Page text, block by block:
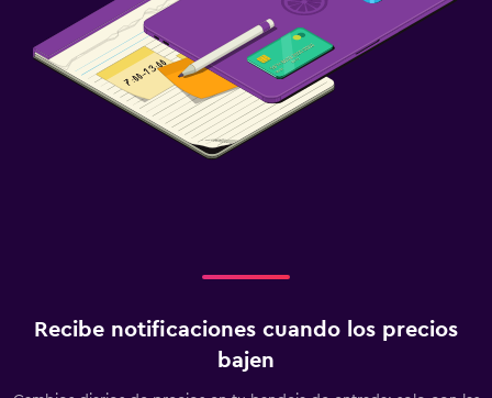
Recibe notificaciones cuando los precios
bajen